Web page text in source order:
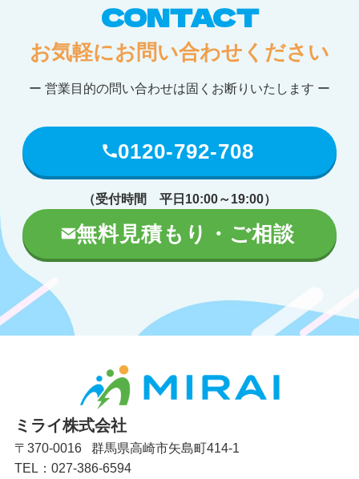
CONTACT
お気軽にお問い合わせください
ー 営業目的の問い合わせは固くお断りいたします ー
0120-792-708
（受付時間 平日10:00～19:00）
無料見積もり・ご相談
ミライ株式会社
〒370-0016 群馬県高崎市矢島町414-1
TEL：027-386-6594